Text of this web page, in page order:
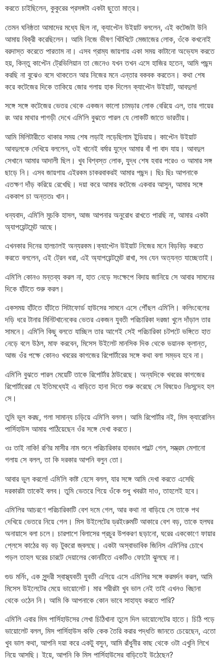
করতে চাইছিলেন, কুকুরের প্রসঙ্গটা একটা ছুতো মাত্র।
তেমন ঘনিষ্ঠতা আমাদের মধ্যে ছিল না, ক্যাপ্টেন উইয়াট বললেন, এই কটেজটা উনি
আমায় বিক্রী করেছিলেন। আমি নিজে ভীষণ খিটখিটে মেজাজের লোক, ওঁকে কখনোই
বরদাস্ত করেতে পারতাম না। এসব গ্রাম্য জায়গায় একা সময় কাটানো অভ্যেস করতে
হয়, কিন্তু কাপ্টেন ট্রেভিলিয়ান তা জেনেও যখন তখন এসে হাজির হতেন, আমি পছন্দ
করছি না বুঝেও বসে থাকতেন আর নিজের মনে এন্তার বকবক করতেন। কথা শেষ
করে কটেজের দিকে তাকিয়ে জোর গলায় হাক দিলেন ক্যাপ্টেন উইয়াট, আবদুল!
সঙ্গে সঙ্গে কটেজের ভেতর থেকে একজন কালো চামড়ার লোক বেরিয়ে এল, তার গায়ের
রং আর মাথার পাগড়ী দেখে এমি’লি বুঝতে পারল যে লোকটি জাতে ভারতীয়।
আমি মিলিটারীতে থাকার সময় শেষ লড়াই লড়েছিলাম ইন্ডিয়ায়। কাপ্টেন উইয়াট
আবদুলকে দেখিয়ে বললেন, ওই খানেই বর্মার যুদ্ধে আমার বাঁ পা বাদ যায়। আবদুল
সেখানে আমার আদালী ছিল। খুব বিশ্বস্ত লোক, যুদ্ধ শেষ হবার পরেও ও আমার সঙ্গ
ছাড়ে নি। এসব জায়গায় এইরকম চাকরবাকরই আমার পছন্দ। ছিঃ ছিঃ আপনাকে
এতক্ষণ দাঁড় করিয়ে রেখেছি। দয়া করে আমার কটেজে একবার আসুন, আমার সঙ্গে
এককাপ চা অন্ততঃ খান।
ধন্যবাদ, এমি’লি মুচকি হাসল, আজ আপনার অনুরোধ রাখতে পারছি না, আমার একটা
অ্যাপয়েন্টমেন্ট আছে।
এখনকার দিনের হালচালই অন্যরকম।ক্যাপ্টেন উইয়াট নিজের মনে বিড়বিড় করতে
করতে বললেন, এই ট্রেন ধরা, এই অ্যাপয়েন্টমেন্ট রাখা, সব যেন অত্যন্ত যাচ্ছেতাই।
এমি’লি কোনও মন্তব্য করল না, হাত নেড়ে সংক্ষেপে বিদায় জানিয়ে সে আবার সামনের
দিকে হাঁটতে শুরু করল।
একসময় হাঁটতে হাঁটতে সিটাফোর্ড হাউসের সামনে এসে পৌঁছল এমি’লি। কলিংবেলের
দড়ি ধরে টানার মিনিটখানেকের ভেতর একজন যুবতী পরিচারিকা দরজা খুলে দাঁড়াল তার
সামনে। এমি’লি কিছু বলতে যাচ্ছিল তার আগেই সেই পরিচারিকা চটপটে ভঙ্গিতে হাত
নেড়ে বলে উঠল, মাফ করবেন, মিসেস উইলেট মানসিক দিক থেকে ভয়ানক ক্লান্ত,
আজ ওঁর পক্ষে কোনও খবরের কাগজের রিপোর্টারের সঙ্গে কথা বলা সম্ভব হবে না।
এমি’লি বুঝতে পারল মেয়েটি তাকে রিপোর্টার ঠাউরেছে। অন্যদিকে খবরের কাগজের
রিপোর্টারেরা যে ইতিমধ্যেই এ বাড়িতে হানা দিতে শুরু করেছে সে বিষয়েও নিঃসন্দেহ হল
সে।
তুমি ভুল করছ, গলা সামান্য চড়িয়ে এমি’লি বলল। আমি রিপোর্টার নই, মিস ক্যারোলিন
পার্সিহাউস আমায় পাঠিয়েছেন ওঁর সঙ্গে দেখা করতে।
ওঃ তাই নাকি! রণির মাসীর নাম শুনে পরিচারিকার হাবভাব পাল্টে গেল, সম্ভ্রম মেশানো
গলায় সে বলল, তা কি দরকার আপনি বলুন তো।
আবার ভুল করলে! এমি’লি কাষ্ট হেসে বলল, যার সঙ্গে আমি দেখা করতে এসেছি
দরকারটা তাকেই বলব। তুমি ভেতরে গিয়ে ওঁকে শুধু খবরটা দাও, তাহলেই হবে।
এমি’লির আচরণে পরিচারিকাটি বেশ দমে গেল, আর কথা না বাড়িয়ে সে তাকে পথ
দেখিয়ে ভেতরে নিয়ে গেল। মিস উইলেটের ড্রইংরুমটি আকারে বেশ বড়, তাকে হলঘর
অনায়াসে বলা চলে। চারপাশে বিলাসের প্রচুর উপকরণ ছড়ানো, ঘরের এককোণে ফায়ার
প্লেসে কাঠের বড় বড় টুকরো জ্বলছে। একটা অস্বাভাবিক জিনিস এমি’লির চোখে
পড়ল তাহল ঘরের চারটে দেয়ালের কোনটিতে একটিও ফোটো ঝুলছে না।
গুড মর্নিং, এক সুন্দরী স্বাস্থ্যবতী যুবতী এগিয়ে এসে এমি’লির সঙ্গে করমর্দন করল, আমি
মিসেস উইলেটের মেয়ে ভায়োলেট। মার শরীরটা খুব ভাল নেই তাই এখনও বিছানা
থেকে ওঠেন নি। আমি কি আপনাকে কোন ভাবে সাহায্য করতে পারি?
এমি’লি এবার মিস পার্সিহাউসের লেখা চিঠিখানা তুলে দিল ভায়োলেটের হাতে। চিঠি পড়ে
ভায়োলেট বলল, মিস পার্সিহাউস কফি কেক তৈরি করার পদ্ধতি জানতে চেয়েছেন, এতো
খুব ভাল কথা, আপনি দয়া করে একটু বসুন, আমি রাঁধুনীর কাছ থেকে ওটা এখুনি লিখে
নিয়ে আসছি। ইয়ে, আপনি কি মিস পার্সিহাউসের বাড়িতেই উঠেছেন?